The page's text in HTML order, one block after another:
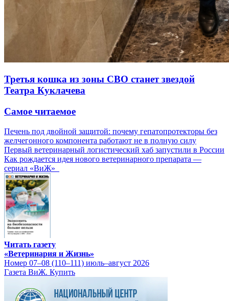
Третья кошка из зоны СВО станет звездой
Театра Куклачева
Самое читаемое
Печень под двойной защитой: почему гепатопротекторы без
желчегонного компонента работают не в полную силу
Первый ветеринарный логистический хаб запустили в России
Как рождается идея нового ветеринарного препарата —
сериал «ВиЖ»
Читать газету
«Ветеринария и Жизнь»
Номер 07–08 (110–111) июль–август 2026
Газета ВиЖ. Купить